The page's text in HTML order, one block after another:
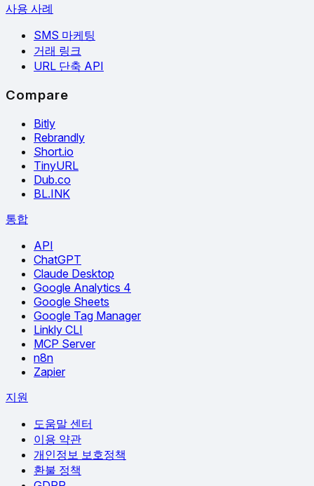
사용 사례
SMS 마케팅
거래 링크
URL 단축 API
Compare
Bitly
Rebrandly
Short.io
TinyURL
Dub.co
BL.INK
통합
API
ChatGPT
Claude Desktop
Google Analytics 4
Google Sheets
Google Tag Manager
Linkly CLI
MCP Server
n8n
Zapier
지원
도움말 센터
이용 약관
개인정보 보호정책
환불 정책